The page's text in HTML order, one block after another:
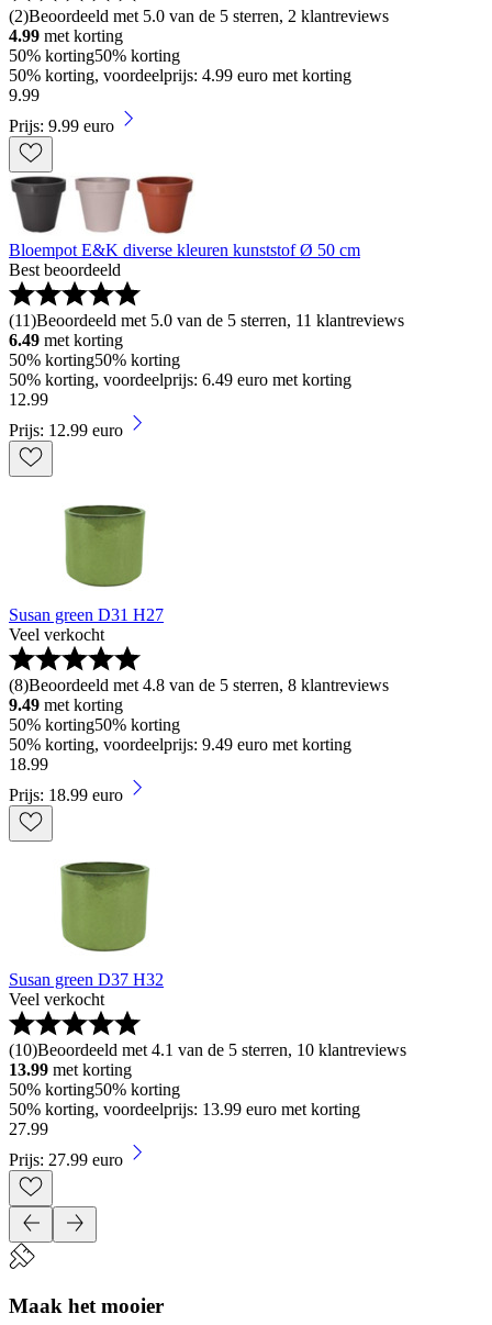
(2)Beoordeeld met 5.0 van de 5 sterren, 2 klantreviews
4.99 met korting
50% korting50% korting
50% korting, voordeelprijs: 4.99 euro met korting
9.99
Prijs: 9.99 euro
Bloempot E&K diverse kleuren kunststof Ø 50 cm
Best beoordeeld
(11)Beoordeeld met 5.0 van de 5 sterren, 11 klantreviews
6.49 met korting
50% korting50% korting
50% korting, voordeelprijs: 6.49 euro met korting
12.99
Prijs: 12.99 euro
Susan green D31 H27
Veel verkocht
(8)Beoordeeld met 4.8 van de 5 sterren, 8 klantreviews
9.49 met korting
50% korting50% korting
50% korting, voordeelprijs: 9.49 euro met korting
18.99
Prijs: 18.99 euro
Susan green D37 H32
Veel verkocht
(10)Beoordeeld met 4.1 van de 5 sterren, 10 klantreviews
13.99 met korting
50% korting50% korting
50% korting, voordeelprijs: 13.99 euro met korting
27.99
Prijs: 27.99 euro
Maak het mooier